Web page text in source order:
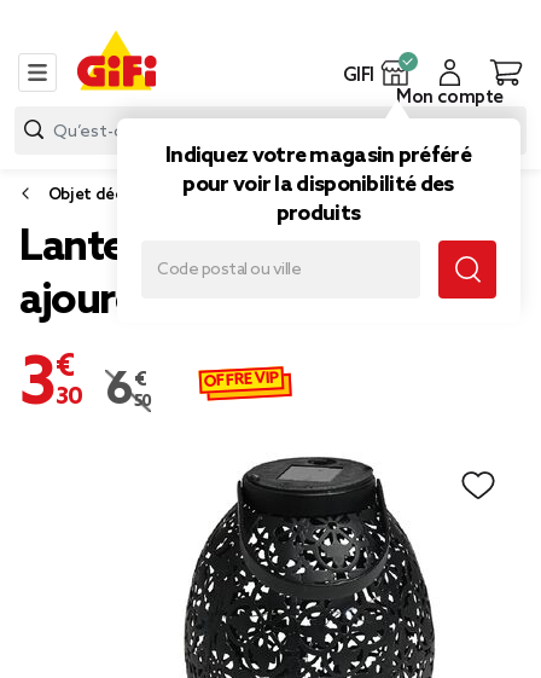
GIFI
Indiquez votre magasin préféré
pour voir la disponibilité des
produits
Mon compte
Objet déco extérieure
Lanterne solaire en métal
ajouré noir
3,30 €
Prix remisé de 6,50 € à 3,30 €
6,50 € OFFRE VIP